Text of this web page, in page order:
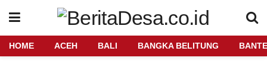
HOME ACEH BALI BANGKA BELITUNG